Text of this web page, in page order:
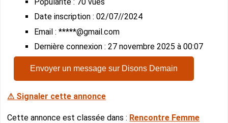
Date inscription : 02/07//2024
Email : *****@gmail.com
Dernière connexion : 27 novembre 2025 à 00:07
Envoyer un message sur Disons Demain
⚠ Signaler cette annonce
Cette annonce est classée dans : Rencontre Femme